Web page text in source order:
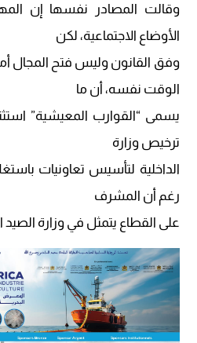
وقالت المصادر نفسها إن
الأوضاع الاجتماعية، لكن
وفق القانون وليس فتح المجال
الوقت نفسه، أن ما
يسمى “القوارب المعيشية”
ترخيص وزارة
الداخلية لتأسيس تعاونيات
رغم أن المشرف
على القطاع يتمثل في وزارة الصيد